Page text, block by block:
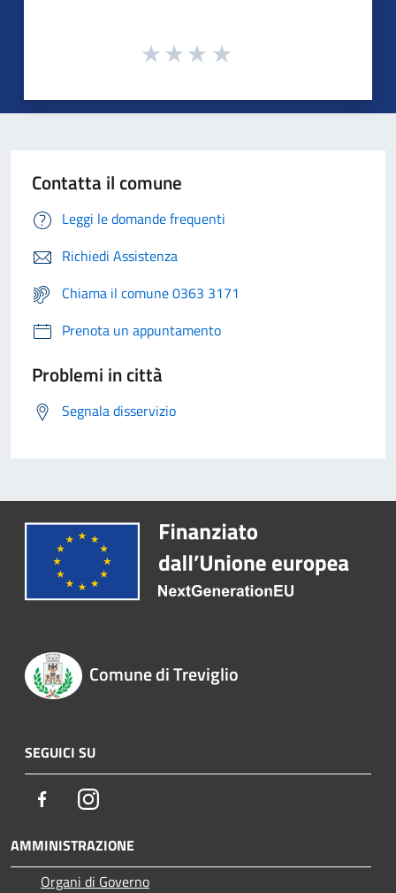
Contatta il comune
Leggi le domande frequenti
Richiedi Assistenza
Chiama il comune 0363 3171
Prenota un appuntamento
Problemi in città
Segnala disservizio
Comune di Treviglio
SEGUICI SU
FacebookInstagram
AMMINISTRAZIONE
Organi di Governo